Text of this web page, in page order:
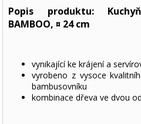
Popis produktu:
BAMBOO, ¤ 24 cm
vynikající ke krájení a
vyrobeno z vysoce
bambusovníku
kombinace dřeva ve dvou